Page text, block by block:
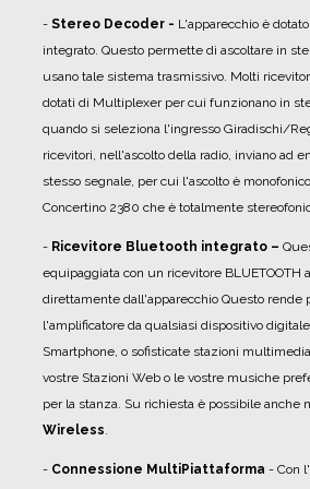
- Stereo Decoder - L'apparecchio è
integrato. Questo permette di ascoltare in
usano tale sistema trasmissivo. Molti
dotati di Multiplexer per cui funzionano in
quando si seleziona l'ingresso Giradischi/
ricevitori, nell'ascolto della radio, inviano ad
stesso segnale, per cui l'ascolto è
Concertino 2380 che è totalmente
- Ricevitore Bluetooth integrato –
equipaggiata con un ricevitore BLUETOOTH
direttamente dall'apparecchio Questo rende
l'amplificatore da qualsiasi dispositivo digitale
Smartphone, o sofisticate stazioni
vostre Stazioni Web o le vostre musiche
per la stanza. Su richiesta è possibile anche
Wireless
- Connessione MultiPiattaforma - Con